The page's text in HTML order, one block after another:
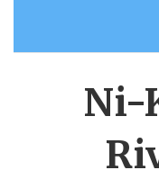
Ni-